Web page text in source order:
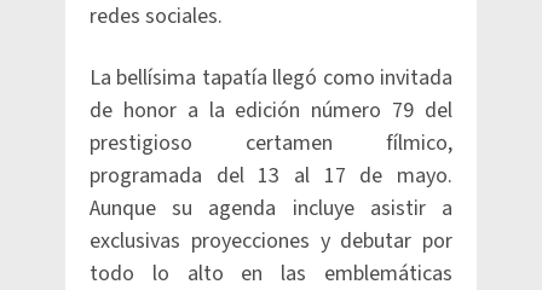
redes sociales.
La bellísima tapatía llegó como invitada
de honor a la edición número 79 del
prestigioso certamen fílmico,
programada del 13 al 17 de mayo.
Aunque su agenda incluye asistir a
exclusivas proyecciones y debutar por
todo lo alto en las emblemáticas